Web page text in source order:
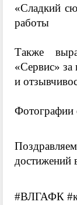
«Сладкий
работы
Также
«Сервис»
и
Фотографии
достижений
#ВЛГАФК